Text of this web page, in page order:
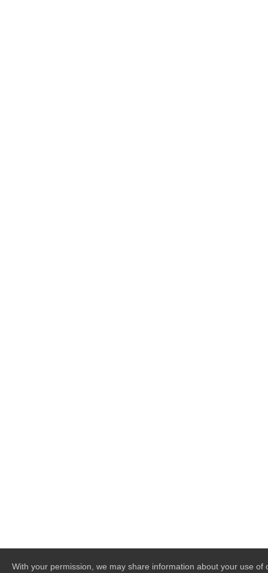
With your permission, we may share information about your use of